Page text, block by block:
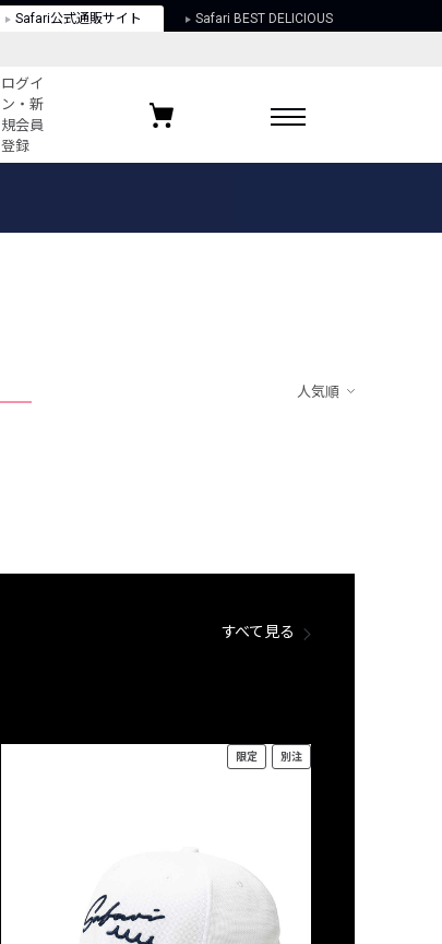
Safari公式通販サイト Safari BEST DELICIOUS
ログイ
ン・新
規会員
登録
お気に入りブランド
人気順
すべて見る
限定 別注